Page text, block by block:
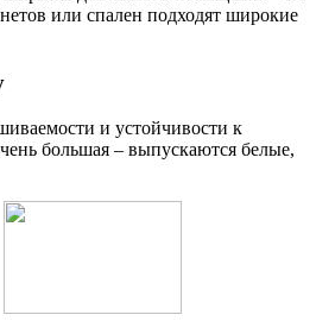
или спален подходят широкие
и устойчивости к
большая – выпускаются белые,